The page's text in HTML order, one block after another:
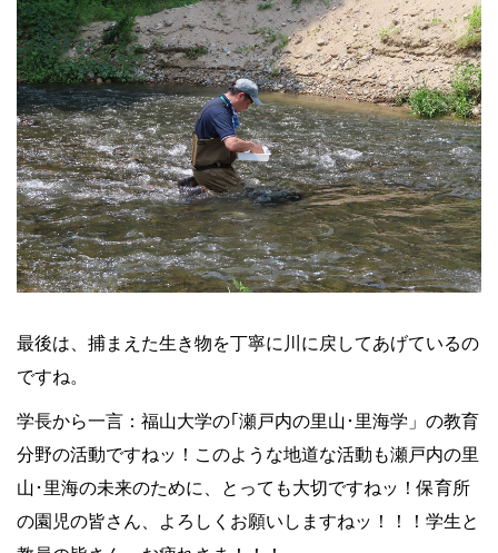
最後は、捕まえた生き物を丁寧に川に戻してあげているの
ですね。
学長から一言：福山大学の｢瀬戸内の里山･里海学」の教育
分野の活動ですねッ！このような地道な活動も瀬戸内の里
山･里海の未来のために、とっても大切ですねッ！保育所
の園児の皆さん、よろしくお願いしますねッ！！！学生と